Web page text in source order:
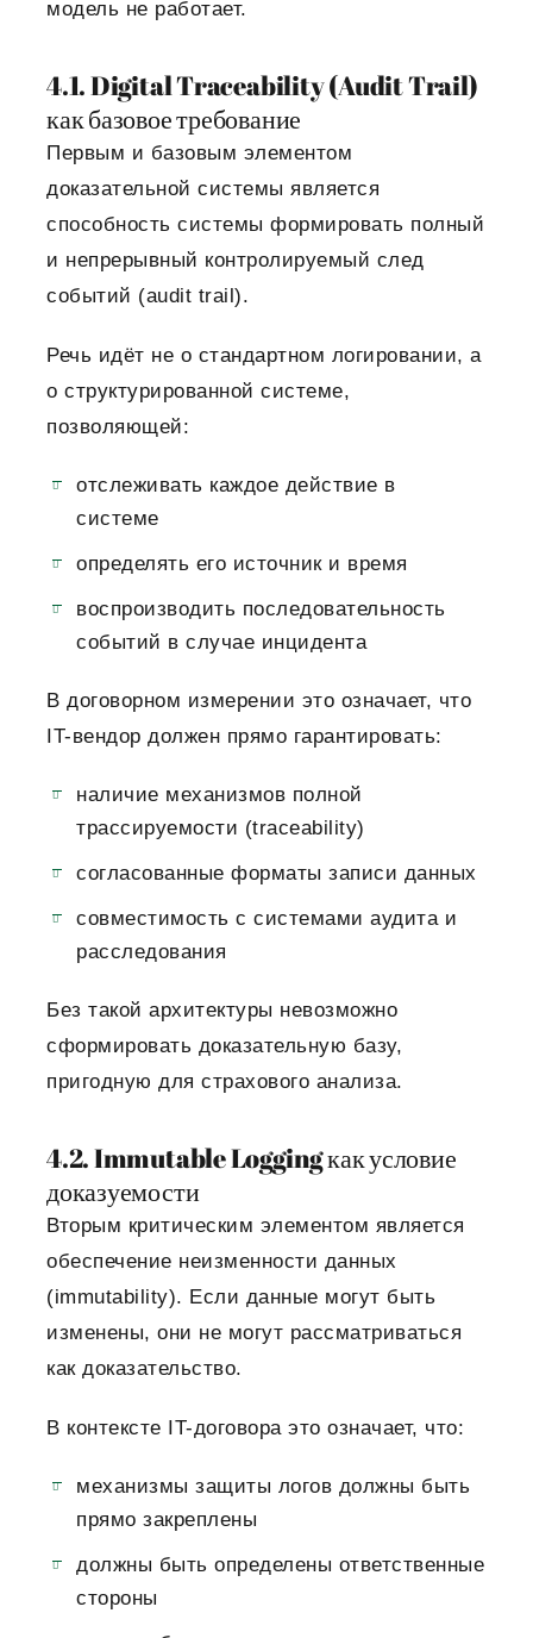
модель не работает.
4.1. Digital Traceability (Audit Trail)
как базовое требование
Первым и базовым элементом
доказательной системы является
способность системы формировать полный
и непрерывный контролируемый след
событий (audit trail).
Речь идёт не о стандартном логировании, а
о структурированной системе,
позволяющей:
отслеживать каждое действие в
системе
определять его источник и время
воспроизводить последовательность
событий в случае инцидента
В договорном измерении это означает, что
IT-вендор должен прямо гарантировать:
наличие механизмов полной
трассируемости (traceability)
согласованные форматы записи данных
совместимость с системами аудита и
расследования
Без такой архитектуры невозможно
сформировать доказательную базу,
пригодную для страхового анализа.
4.2. Immutable Logging как условие
доказуемости
Вторым критическим элементом является
обеспечение неизменности данных
(immutability). Если данные могут быть
изменены, они не могут рассматриваться
как доказательство.
В контексте IT-договора это означает, что:
механизмы защиты логов должны быть
прямо закреплены
должны быть определены ответственные
стороны